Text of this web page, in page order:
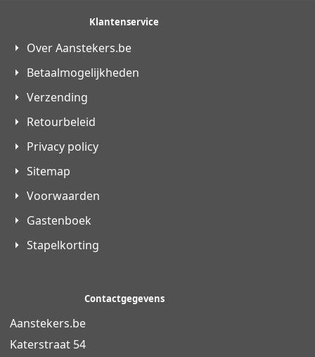
Klantenservice
Over Aanstekers.be
Betaalmogelijkheden
Verzending
Retourbeleid
Privacy policy
Sitemap
Voorwaarden
Gastenboek
Stapelkorting
Contactgegevens
Aanstekers.be
Katerstraat 54